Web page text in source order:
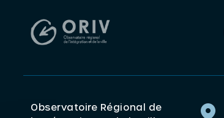
Observatoire Régional de